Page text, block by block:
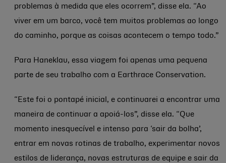
problemas à medida que eles ocorrem”, disse ela. “Ao
viver em um barco, você tem muitos problemas ao longo
do caminho, porque as coisas acontecem o tempo todo.”
Para Haneklau, essa viagem foi apenas uma pequena
parte de seu trabalho com a Earthrace Conservation.
“Este foi o pontapé inicial, e continuarei a encontrar uma
maneira de continuar a apoiá-los”, disse ela. “Que
momento inesquecível e intenso para ‘sair da bolha’,
entrar em novas rotinas de trabalho, experimentar novos
estilos de liderança, novas estruturas de equipe e sair da